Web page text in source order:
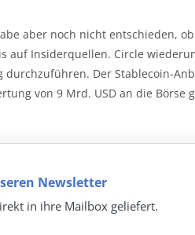
aber noch nicht entschieden,
auf Insiderquellen. Circle
Der Stablecoin-
von 9 Mrd. USD an die Börse
Newsletter
in ihre Mailbox geliefert.